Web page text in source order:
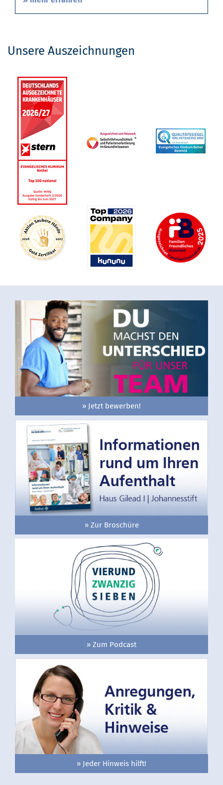
Unsere Auszeichnungen
» Jetzt bewerben!
» Zur Broschüre
» Zum Podcast
» Jeder Hinweis hilft!